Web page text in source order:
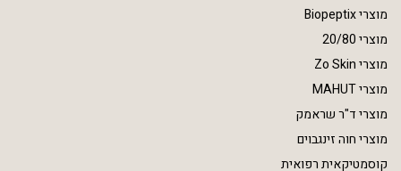
מוצרי Biopeptix
מוצרי 20/80
מוצרי Zo Skin
מוצרי MAHUT
מוצרי ד"ר שראמק
מוצרי חוה זינגבוים
קוסמטיקאית רפואית